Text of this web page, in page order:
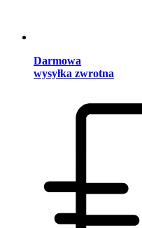
Darmowa
wysyłka zwrotna